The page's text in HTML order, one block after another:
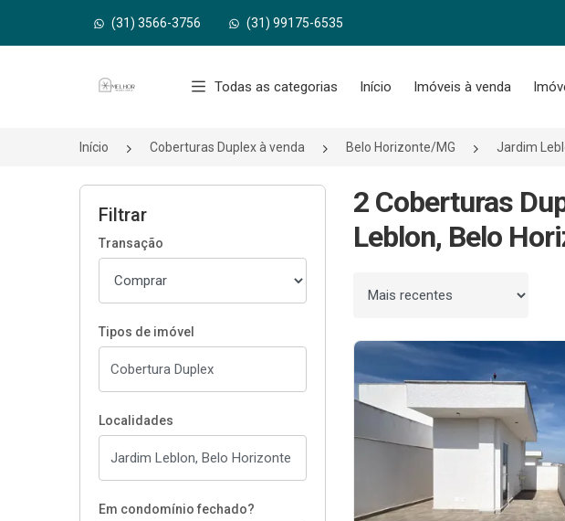
(31) 3566-3756 (31) 99175-6535
Página inicial
Todas as categorias Início Imóveis à venda
Início Coberturas Duplex à venda Belo Horizonte/MG Jardim
Filtrar
Transação
Tipos de imóvel
Localidades
Em condomínio fechado?
2 Coberturas
Leblon, Belo
Ordenar por